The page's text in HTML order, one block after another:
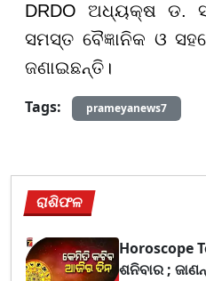
DRDO ଅଧ୍ୟକ୍ଷ ଡ.
ସମସ୍ତ ବୈଜ୍ଞାନିକ ଓ
ଜଣାଇଛନ୍ତି।
Tags:
prameyanews7
ରାଶିଫଳ
Horoscope
ଶନିବାର ;